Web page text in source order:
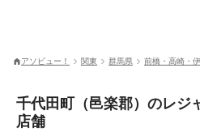
アソビュー！ 関東 群馬県 前橋・高崎・
千代田町（邑楽郡）のレジ
店舗